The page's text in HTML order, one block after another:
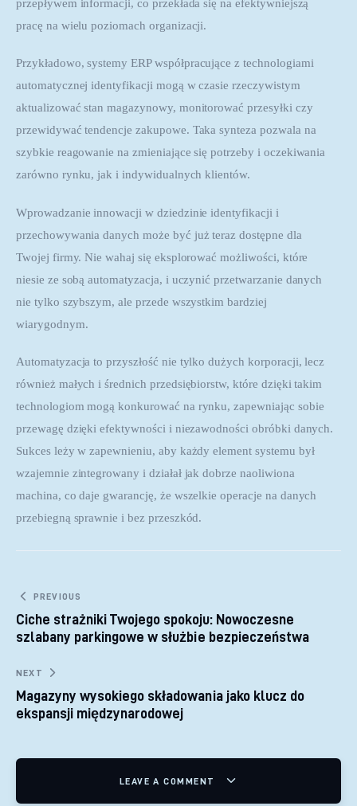
przepływem informacji, co przekłada się na efektywniejszą
pracę na wielu poziomach organizacji.
Przykładowo, systemy ERP współpracujące z technologiami
automatycznej identyfikacji mogą w czasie rzeczywistym
aktualizować stan magazynowy, monitorować przesyłki czy
przewidywać tendencje zakupowe. Taka synteza pozwala na
szybkie reagowanie na zmieniające się potrzeby i oczekiwania
zarówno rynku, jak i indywidualnych klientów.
Wprowadzanie innowacji w dziedzinie identyfikacji i
przechowywania danych może być już teraz dostępne dla
Twojej firmy. Nie wahaj się eksplorować możliwości, które
niesie ze sobą automatyzacja, i uczynić przetwarzanie danych
nie tylko szybszym, ale przede wszystkim bardziej
wiarygodnym.
Automatyzacja to przyszłość nie tylko dużych korporacji, lecz
również małych i średnich przedsiębiorstw, które dzięki takim
technologiom mogą konkurować na rynku, zapewniając sobie
przewagę dzięki efektywności i niezawodności obróbki danych.
Sukces leży w zapewnieniu, aby każdy element systemu był
wzajemnie zintegrowany i działał jak dobrze naoliwiona
machina, co daje gwarancję, że wszelkie operacje na danych
przebiegną sprawnie i bez przeszkód.
Nawigacja wpisu
PREVIOUS
Ciche strażniki Twojego spokoju: Nowoczesne
szlabany parkingowe w służbie bezpieczeństwa
NEXT
Magazyny wysokiego składowania jako klucz do
ekspansji międzynarodowej
LEAVE A COMMENT